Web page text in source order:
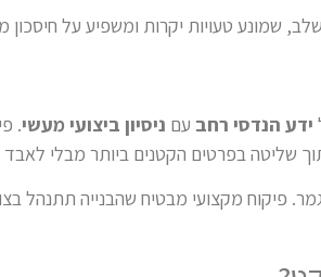
שמונע טעויות יקרות ומשפיע על חיסכון
ידע הנדסי רחב עם ניסיון ביצועי מעשי.
שליטה בפרטים הקטנים ביותר מבלי
פיקוח מקצועי מבטיח שהבנייה תתנהל